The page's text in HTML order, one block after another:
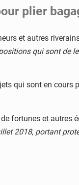
plier
et autres
qui sont
qui sont en
fortunes et autres
2018, portant